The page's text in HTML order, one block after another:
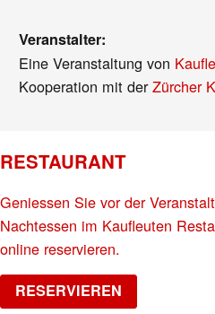
Veranstalter:
Eine Veranstaltung von
Kooperation mit derZürcher
RESTAURANT
Geniessen Sie vor der
Nachtessen im Kaufleuten
online reservieren.
RESERVIEREN